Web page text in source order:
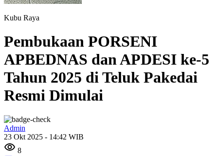
Kubu Raya
Pembukaan PORSENI
APBEDNAS dan APDESI ke-5
Tahun 2025 di Teluk Pakedai
Resmi Dimulai
Admin
23 Okt 2025 - 14:42 WIB
8